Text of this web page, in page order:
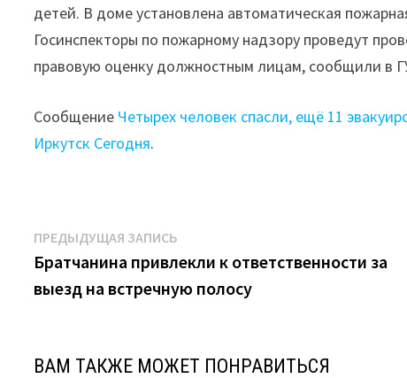
детей. В доме установлена автоматическая
Госинспекторы по пожарному надзору проведут
правовую оценку должностным лицам, сообщили в
Сообщение Четырех человек спасли, ещё 11
Иркутск Сегодня.
Навигация
по
записям
ПРЕДЫДУЩАЯ ЗАПИСЬ
запись:
Братчанина привлекли к ответственности за
выезд на встречную полосу
ВАМ ТАКЖЕ МОЖЕТ ПОНРАВИТЬСЯ